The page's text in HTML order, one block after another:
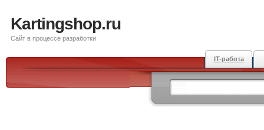
Kartingshop.ru
Сайт в процессе разработки
IT-работа